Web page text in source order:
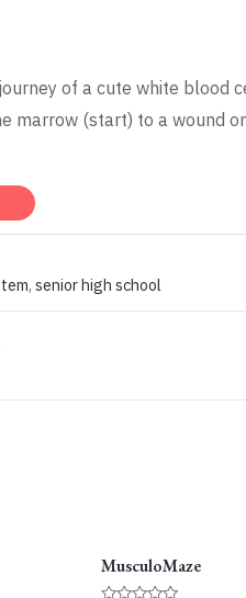
of a cute white blood
marrow (start) to a wound
, senior high school
MusculoMaze